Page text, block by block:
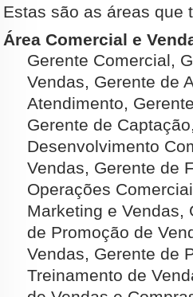
Estas são as áreas que
Área Comercial e
Gerente Comercial,
Vendas, Gerente de
Atendimento,
Gerente de
Desenvolvimento
Vendas, Gerente de
Operações
Marketing e Vendas,
de Promoção de
Vendas, Gerente de
Treinamento de